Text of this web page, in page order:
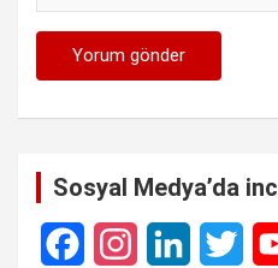
Sosyal Medya’da